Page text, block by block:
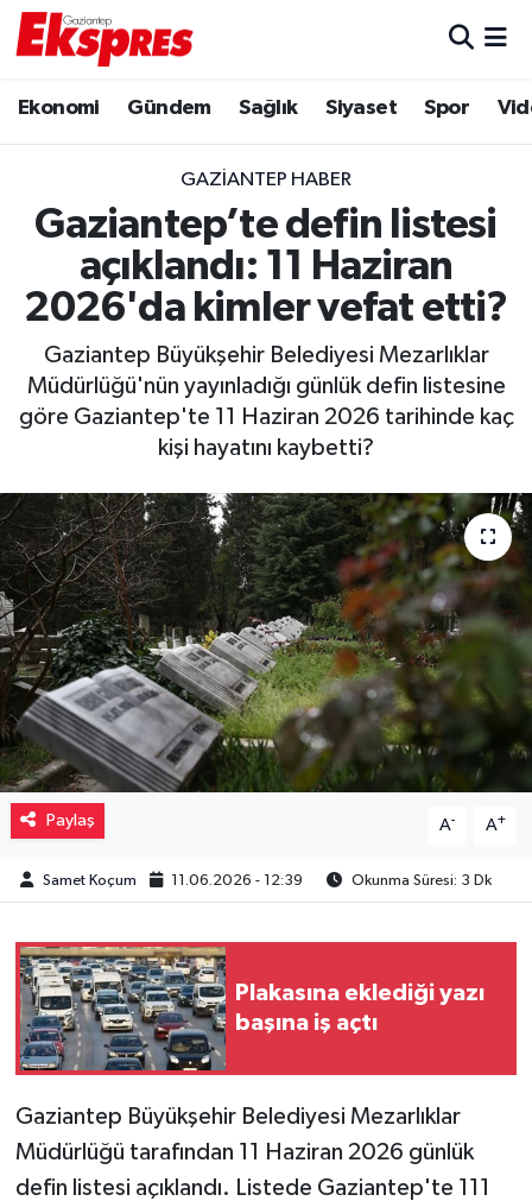
Ekonomi Gündem Sağlık Siyaset Spor
GAZIANTEP HABER
Gaziantep’te defin listesi
açıklandı: 11 Haziran
2026'da kimler vefat etti?
Gaziantep Büyükşehir Belediyesi Mezarlıklar
Müdürlüğü'nün yayınladığı günlük defin listesine
göre Gaziantep'te 11 Haziran 2026 tarihinde kaç
kişi hayatını kaybetti?
Paylaş A- A+
Samet Koçum 11.06.2026 - 12:39 Okunma Süresi: 3 Dk
Plakasına eklediği yazı
başına iş açtı
Gaziantep Büyükşehir Belediyesi Mezarlıklar
Müdürlüğü tarafından 11 Haziran 2026 günlük
defin listesi açıklandı. Listede Gaziantep'te 111
Ekonomi
Gaziantep son dakika
Genel
Haberler
Kültür Sanat
Magazin
Müzik
Piyasa
Resmi İlanlar
Sağlık
Sinemalar
Siyaset
Spor
Teknoloji
Türkiye
Video Haber
Yaşam
Trafik Durumu
Puan Durumu ve Fikstür
Tüm Manşetler
Haber Arşivi